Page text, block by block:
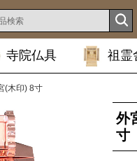
寺院仏具 祖霊
(木印) 8寸
外
寸